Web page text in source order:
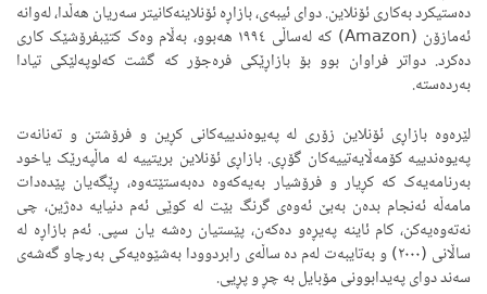
دەستیکرد بەکاری ئۆنلاین. دوای ئیبەی، بازاڕە ئۆنلاینەکانیتر سەریان هەڵدا، لەوانە
ئەمازۆن (Amazon) کە لەساڵی ١٩٩٤ هەبوو، بەڵام وەک کتێبفرۆشێک کاری
دەکرد. دواتر فراوان بوو بۆ بازاڕێکی فرەجۆر کە گشت کەلوپەلێکی تیادا
بەردەستە.
لێرەوە بازاڕی ئۆنلاین زۆری لە پەیوەندییەکانی کڕین و فرۆشتن و تەنانەت
پەیوەندییە کۆمەڵایەتییەکان گۆڕی. بازاڕی ئۆنلاین بریتییە لە ماڵپەرێک یاخود
بەرنامەیەک کە کڕیار و فرۆشیار بەیەکەوە دەبەستێتەوە، ڕێگەیان پێدەدات
مامەڵە ئەنجام بدەن بەبێ ئەوەی گرنگ بێت لە کوێی ئەم دنیایە دەژین، چی
نەتەوەیەکن، کام ئاینە پەیڕەو دەکەن، پێستیان رەشە یان سپی. ئەم بازاڕە لە
ساڵانی (٢٠٠٠) و بەتایبەت لەم دە ساڵەی رابردوودا بەشێوەیەکی بەرچاو گەشەی
سەند دوای پەیدابوونی مۆبایل بە چڕ و پڕیی.